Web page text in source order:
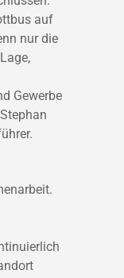
auf
nur die
Gewerbe